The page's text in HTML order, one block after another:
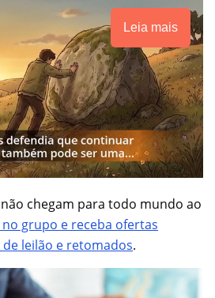
Leia mais
chegam para todo mundo ao
grupo e receba ofertas
leilão e retomados.